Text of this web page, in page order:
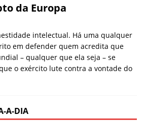
da Europa
intelectual. Há uma qualquer
em defender quem acredita que
– qualquer que ela seja – se
o exército lute contra a vontade do
A-DIA